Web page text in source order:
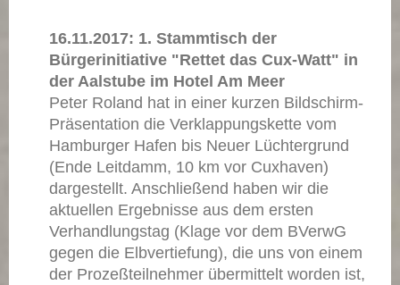
16.11.2017: 1. Stammtisch der
Bürgerinitiative "Rettet das Cux-Watt" in
der Aalstube im Hotel Am Meer
Peter Roland hat in einer kurzen Bildschirm-
Präsentation die Verklappungskette vom
Hamburger Hafen bis Neuer Lüchtergrund
(Ende Leitdamm, 10 km vor Cuxhaven)
dargestellt. Anschließend haben wir die
aktuellen Ergebnisse aus dem ersten
Verhandlungstag (Klage vor dem BVerwG
gegen die Elbvertiefung), die uns von einem
der Prozeßteilnehmer übermittelt worden ist,